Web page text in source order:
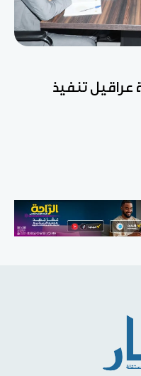
عراقيل تنفيذ